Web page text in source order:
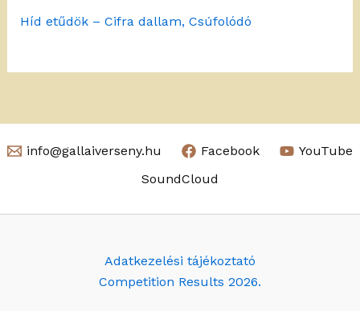
Híd etűdök – Cifra dallam, Csúfolódó
info@gallaiverseny.hu Facebook
YouTube
SoundCloud
Adatkezelési tájékoztató
Competition Results 2026.